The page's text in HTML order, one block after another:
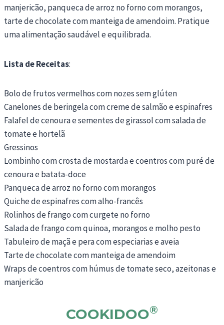
manjericão, panqueca de arroz no forno com morangos,
tarte de chocolate com manteiga de amendoim. Pratique
uma alimentação saudável e equilibrada.
Lista de Receitas:
Bolo de frutos vermelhos com nozes sem glúten
Canelones de beringela com creme de salmão e espinafres
Falafel de cenoura e sementes de girassol com salada de
tomate e hortelã
Gressinos
Lombinho com crosta de mostarda e coentros com puré de
cenoura e batata-doce
Panqueca de arroz no forno com morangos
Quiche de espinafres com alho-francês
Rolinhos de frango com curgete no forno
Salada de frango com quinoa, morangos e molho pesto
Tabuleiro de maçã e pera com especiarias e aveia
Tarte de chocolate com manteiga de amendoim
Wraps de coentros com húmus de tomate seco, azeitonas e
manjericão
COOKIDOO®